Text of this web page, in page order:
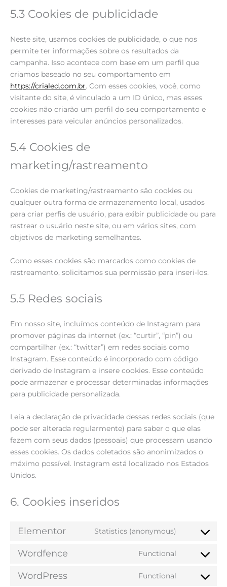
5.3 Cookies de publicidade
Neste site, usamos cookies de publicidade, o que nos
permite ter informações sobre os resultados da
campanha. Isso acontece com base em um perfil que
criamos baseado no seu comportamento em
https://crialed.com.br. Com esses cookies, você, como
visitante do site, é vinculado a um ID único, mas esses
cookies não criarão um perfil do seu comportamento e
interesses para veicular anúncios personalizados.
5.4 Cookies de
marketing/rastreamento
Cookies de marketing/rastreamento são cookies ou
qualquer outra forma de armazenamento local, usados
para criar perfis de usuário, para exibir publicidade ou para
rastrear o usuário neste site, ou em vários sites, com
objetivos de marketing semelhantes.
Como esses cookies são marcados como cookies de
rastreamento, solicitamos sua permissão para inseri-los.
5.5 Redes sociais
Em nosso site, incluímos conteúdo de Instagram para
promover páginas da internet (ex.: “curtir”, “pin”) ou
compartilhar (ex.: “twittar”) em redes sociais como
Instagram. Esse conteúdo é incorporado com código
derivado de Instagram e insere cookies. Esse conteúdo
pode armazenar e processar determinadas informações
para publicidade personalizada.
Leia a declaração de privacidade dessas redes sociais (que
pode ser alterada regularmente) para saber o que elas
fazem com seus dados (pessoais) que processam usando
esses cookies. Os dados coletados são anonimizados o
máximo possível. Instagram está localizado nos Estados
Unidos.
6. Cookies inseridos
Elementor Statistics (anonymous)
Wordfence Functional
WordPress Functional